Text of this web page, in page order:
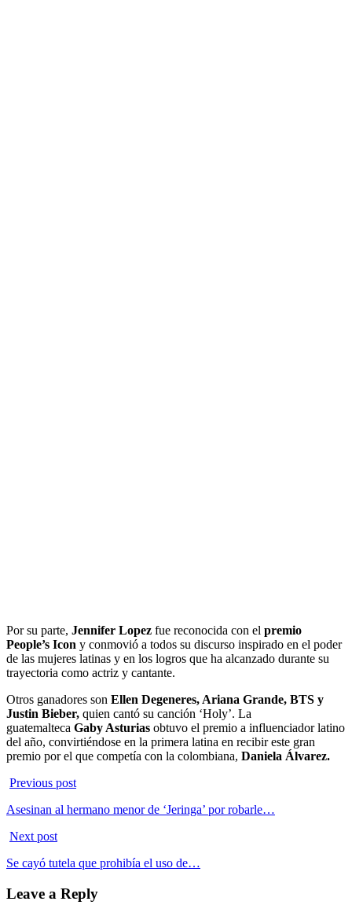
Por su parte, Jennifer Lopez fue reconocida con el premio
People’s Icon y conmovió a todos su discurso inspirado en el poder
de las mujeres latinas y en los logros que ha alcanzado durante su
trayectoria como actriz y cantante.
Otros ganadores son Ellen Degeneres, Ariana Grande, BTS y
Justin Bieber, quien cantó su canción ‘Holy’. La
guatemalteca Gaby Asturias obtuvo el premio a influenciador latino
del año, convirtiéndose en la primera latina en recibir este gran
premio por el que competía con la colombiana, Daniela Álvarez.
Previous post
Asesinan al hermano menor de ‘Jeringa’ por robarle…
Next post
Se cayó tutela que prohibía el uso de…
Leave a Reply